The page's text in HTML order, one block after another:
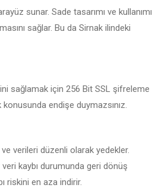
sunar. Sade tasarımı ve kullanımı
sağlar. Bu da Sirnak ilindeki
sağlamak için 256 Bit SSL şifreleme
endişe duymazsınız.
verileri düzenli olarak yedekler.
kaybı durumunda geri dönüş
riskini en aza indirir.